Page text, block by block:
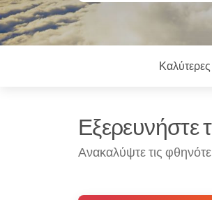
Εξερευνήστε
Ανακαλύψτε τις